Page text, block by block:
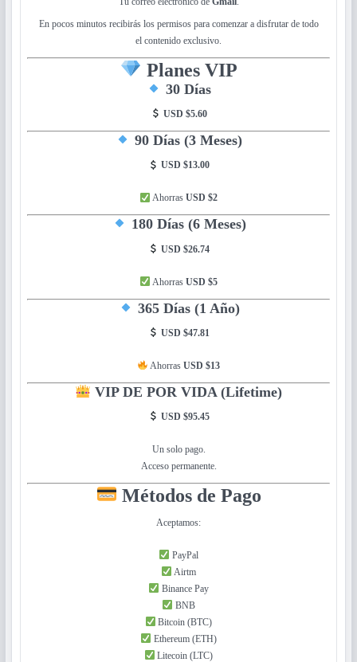
En pocos minutos recibirás los permisos para comenzar a disfrutar de todo
el contenido exclusivo.
Planes VIP
30 Días
USD $5.60
90 Días (3 Meses)
USD $13.00
Ahorras USD $2
180 Días (6 Meses)
USD $26.74
Ahorras USD $5
365 Días (1 Año)
USD $47.81
Ahorras USD $13
VIP DE POR VIDA (Lifetime)
USD $95.45
Un solo pago.
Acceso permanente.
Métodos de Pago
Aceptamos:
PayPal
Airtm
Binance Pay
BNB
Bitcoin (BTC)
Ethereum (ETH)
Litecoin (LTC)